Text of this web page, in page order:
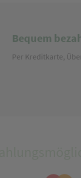
Bequem
Per Kreditkarte,